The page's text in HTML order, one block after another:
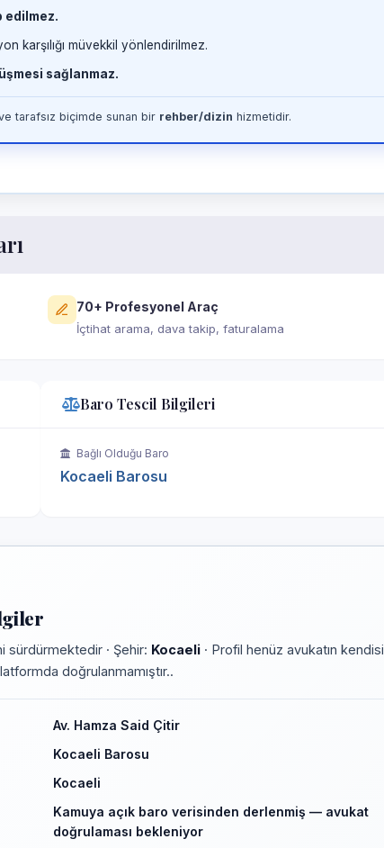
edilmez.
karşılığı müvekkil yönlendirilmez.
sağlanmaz.
tarafsız biçimde sunan bir rehber/dizin hizmetidir.
70+ Profesyonel Araç
İçtihat arama, dava takip, faturalama
Baro Tescil Bilgileri
Bağlı Olduğu Baro
Kocaeli Barosu
sürdürmektedir · Şehir: Kocaeli · Profil henüz avukatın kendisi
doğrulanmamıştır..
Av. Hamza Said Çitir
Kocaeli Barosu
Kocaeli
Kamuya açık baro verisinden derlenmiş — avukat
doğrulaması bekleniyor